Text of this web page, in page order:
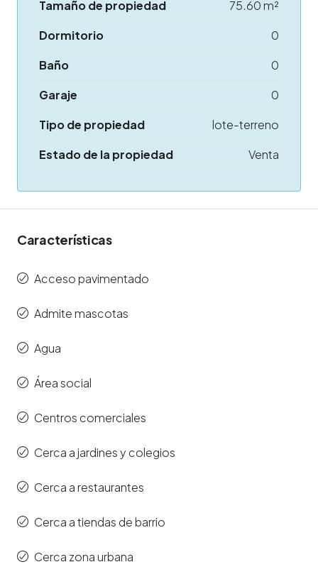
Tamaño de propiedad
75.60 m²
Dormitorio
0
Baño
0
Garaje
0
Tipo de propiedad
lote-terreno
Estado de la propiedad
Venta
Características
Acceso pavimentado
Admite mascotas
Agua
Área social
Centros comerciales
Cerca a jardines y colegios
Cerca a restaurantes
Cerca a tiendas de barrio
Cerca zona urbana